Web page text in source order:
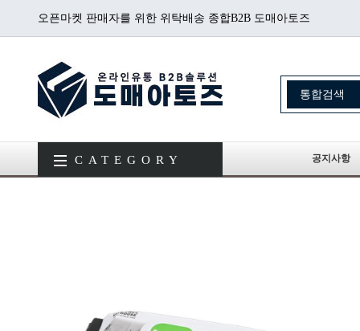
오픈마켓 판매자를 위한 위탁배송 종합B2B 도매아토즈
CATEGORY 공지사항